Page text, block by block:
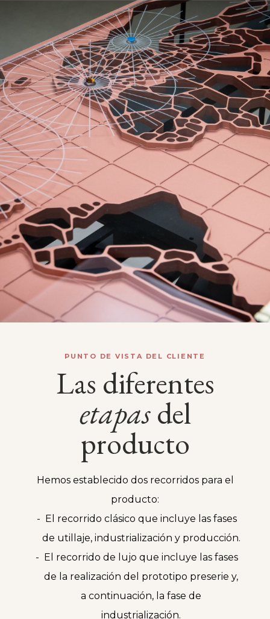
PUNTO DE VISTA DEL CLIENTE
Las diferentes
etapasdel
producto
Hemos establecido dos recorridos para el
producto:
El recorrido clásico que incluye las fases
de utillaje, industrialización y producción.
El recorrido de lujo que incluye las fases
de la realización del prototipo preserie y,
a continuación, la fase de
industrialización.